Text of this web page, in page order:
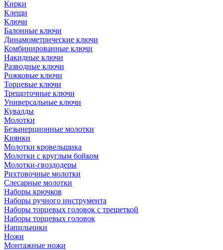
Кирки
Клещи
Ключи
Балонные ключи
Динамометрические ключи
Комбинированные ключи
Накидные ключи
Разводные ключи
Рожковые ключи
Торцевые ключи
Трещоточные ключи
Универсальные ключи
Кувалды
Молотки
Безынерционные молотки
Киянки
Молотки кровельщика
Молотки с круглым бойком
Молотки-гвоздодеры
Рихтовочные молотки
Слесарные молотки
Наборы крючков
Наборы ручного инструмента
Наборы торцевых головок с трещеткой
Наборы торцевых головок
Напильники
Ножи
Монтажные ножи